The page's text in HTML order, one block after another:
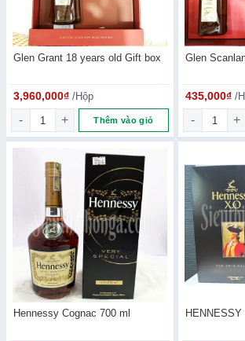
Glen Grant 18 years old Gift box
3,960,000₫ /Hộp
Glen Grant 18 years old Gift box số lượng
Thêm vào giỏ
Glen
435,000₫ /
Glen
Hennessy Cognac 700 ml HENNESSY